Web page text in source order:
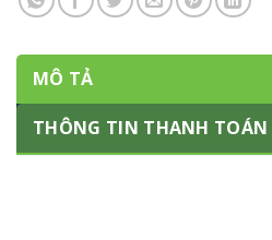
MÔ TẢ
THÔNG TIN THANH TOÁN